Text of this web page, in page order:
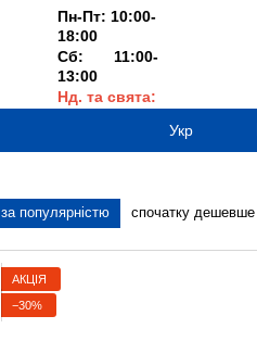
Пн-Пт: 10:00-
18:00
Сб: 11:00-
13:00
Нд. та свята:
Укр
за популярністю спочатку дешевше
АКЦІЯ
−30%